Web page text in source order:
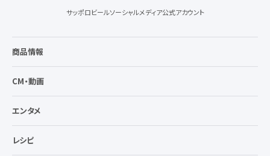
サッポロビールソーシャルメディア公式アカウント
商品情報
CM・動画
エンタメ
レシピ